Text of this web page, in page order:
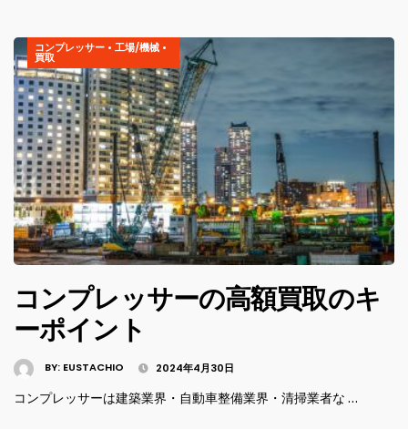
コンプレッサー • 工場/機械 •
買取
コンプレッサーの高額買取のキ
ーポイント
BY: EUSTACHIO 2024年4月30日
コンプレッサーは建築業界・自動車整備業界・清掃業者な …